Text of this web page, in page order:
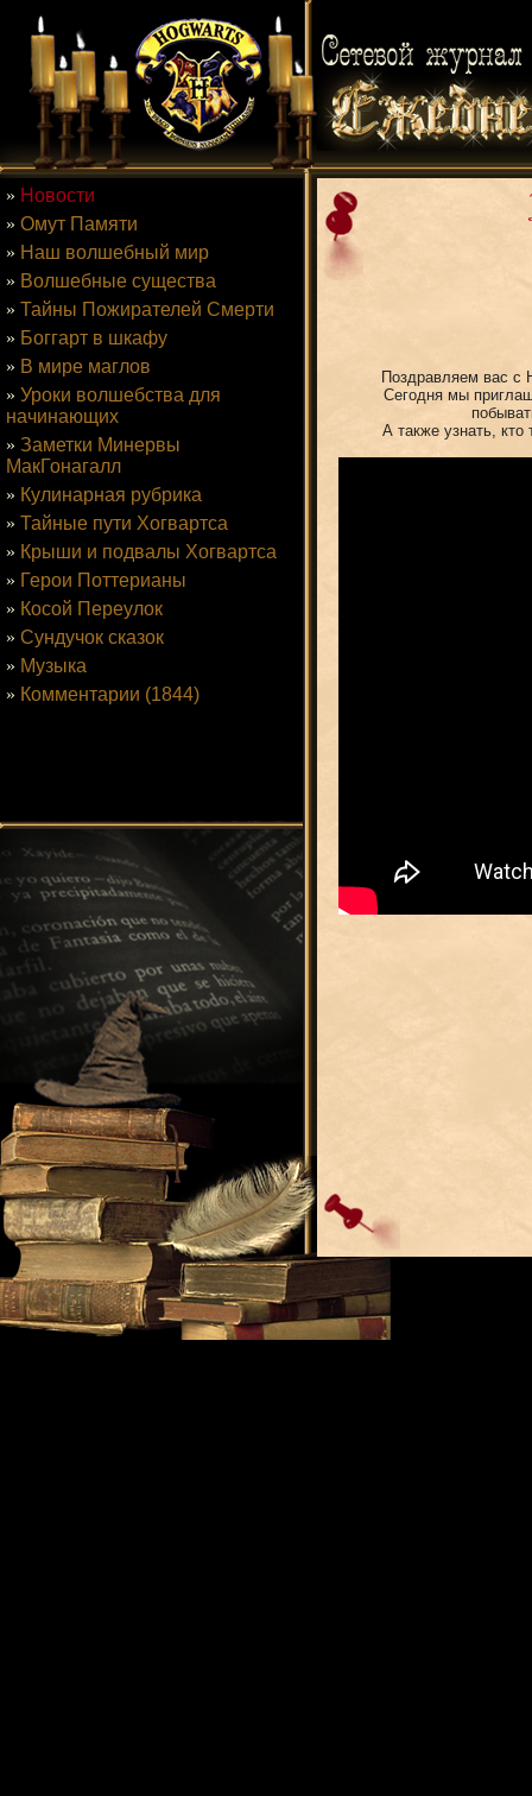
» Новости
» Омут Памяти
» Наш волшебный мир
» Волшебные существа
» Тайны Пожирателей Смерти
» Боггарт в шкафу
» В мире маглов
» Уроки волшебства для
начинающих
» Заметки Минервы
МакГонагалл
» Кулинарная рубрика
» Тайные пути Хогвартса
» Крыши и подвалы Хогвартса
» Герои Поттерианы
» Косой Переулок
» Сундучок сказок
» Музыка
» Комментарии (1844)
Поздравляем вас с
Сегодня мы
А также узнать, кто